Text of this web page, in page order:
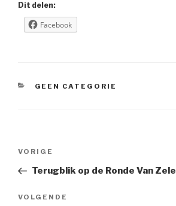
Dit delen:
Facebook
CATEGORIEËN
GEEN CATEGORIE
Vorig
bericht
VORIGE
Terugblik op de Ronde Van Zele
Volgend
VOLGENDE